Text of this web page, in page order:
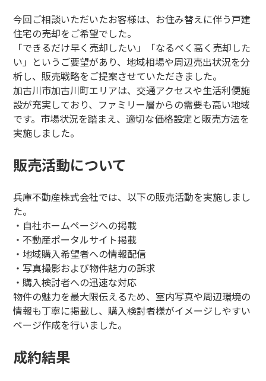
今回ご相談いただいたお客様は、お住み替えに伴う戸建
住宅の売却をご希望でした。
「できるだけ早く売却したい」「なるべく高く売却した
い」というご要望があり、地域相場や周辺売出状況を分
析し、販売戦略をご提案させていただきました。
加古川市加古川町エリアは、交通アクセスや生活利便施
設が充実しており、ファミリー層からの需要も高い地域
です。市場状況を踏まえ、適切な価格設定と販売方法を
実施しました。
販売活動について
兵庫不動産株式会社では、以下の販売活動を実施しまし
た。
・自社ホームページへの掲載
・不動産ポータルサイト掲載
・地域購入希望者への情報配信
・写真撮影および物件魅力の訴求
・購入検討者への迅速な対応
物件の魅力を最大限伝えるため、室内写真や周辺環境の
情報も丁寧に掲載し、購入検討者様がイメージしやすい
ページ作成を行いました。
成約結果